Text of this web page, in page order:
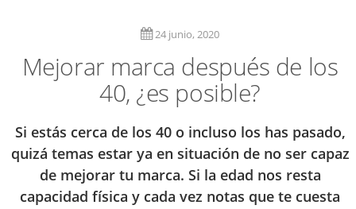
24 junio, 2020
Mejorar marca después de los
40, ¿es posible?
Si estás cerca de los 40 o incluso los has pasado,
quizá temas estar ya en situación de no ser capaz
de mejorar tu marca. Si la edad nos resta
capacidad física y cada vez notas que te cuesta